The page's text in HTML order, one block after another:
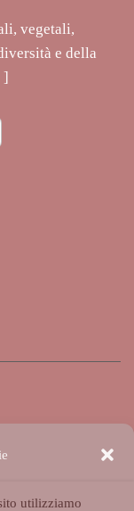
utilizziamo
vegetali,
e della
]